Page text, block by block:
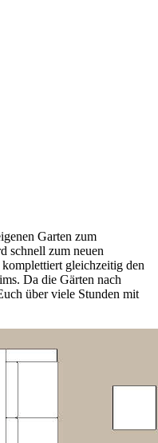
Garten zum
schnell zum neuen
gleichzeitig den
Da die Gärten nach
über viele Stunden mit